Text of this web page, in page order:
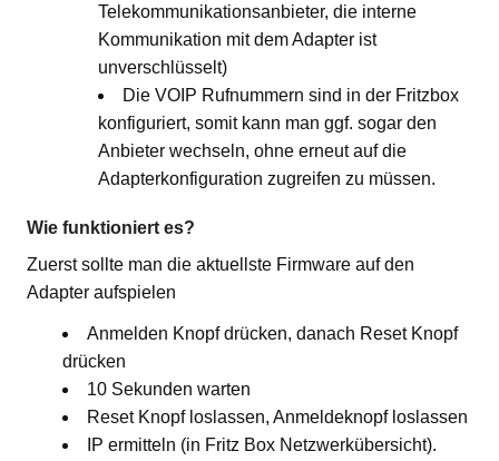
Telekommunikationsanbieter, die interne
Kommunikation mit dem Adapter ist
unverschlüsselt)
Die VOIP Rufnummern sind in der Fritzbox
konfiguriert, somit kann man ggf. sogar den
Anbieter wechseln, ohne erneut auf die
Adapterkonfiguration zugreifen zu müssen.
Wie funktioniert es?
Zuerst sollte man die aktuellste Firmware auf den
Adapter aufspielen
Anmelden Knopf drücken, danach Reset Knopf
drücken
10 Sekunden warten
Reset Knopf loslassen, Anmeldeknopf loslassen
IP ermitteln (in Fritz Box Netzwerkübersicht).